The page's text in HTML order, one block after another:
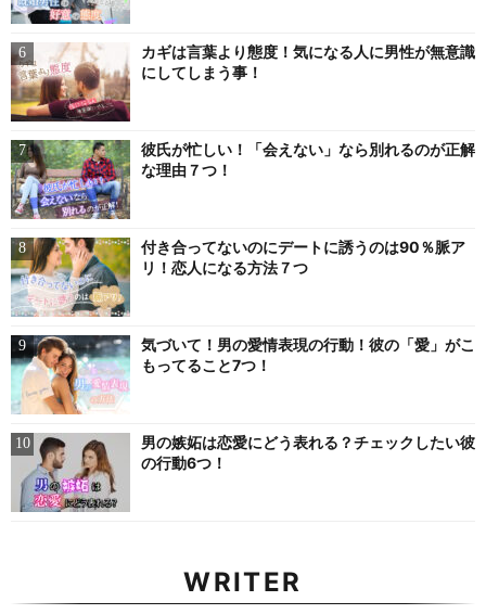
カギは言葉より態度！気になる人に男性が無意識
にしてしまう事！
彼氏が忙しい！「会えない」なら別れるのが正解
な理由７つ！
付き合ってないのにデートに誘うのは90％脈ア
リ！恋人になる方法７つ
気づいて！男の愛情表現の行動！彼の「愛」がこ
もってること7つ！
男の嫉妬は恋愛にどう表れる？チェックしたい彼
の行動6つ！
WRITER